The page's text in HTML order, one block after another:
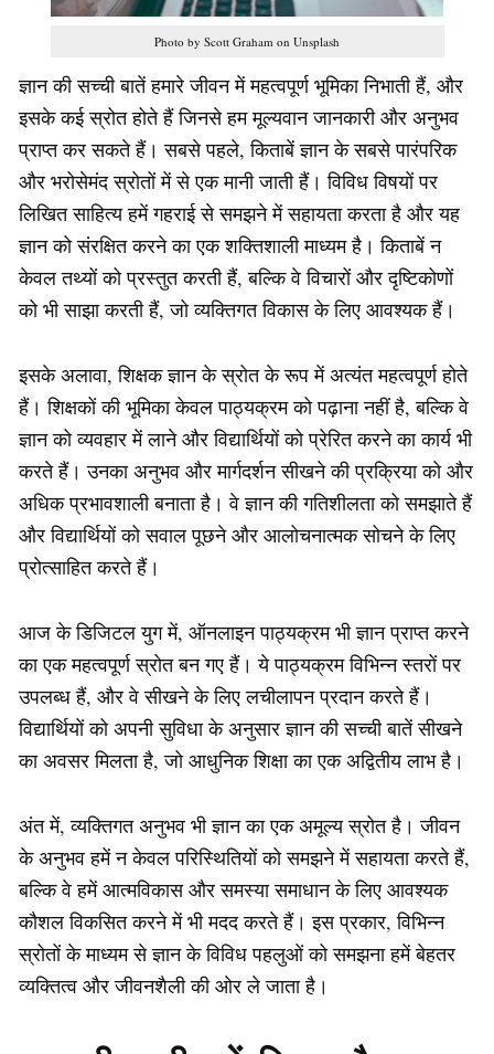
Photo by Scott Graham on Unsplash
ज्ञान की सच्ची बातें हमारे जीवन में महत्वपूर्ण भूमिका निभाती हैं, और
इसके कई स्रोत होते हैं जिनसे हम मूल्यवान जानकारी और अनुभव
प्राप्त कर सकते हैं। सबसे पहले, किताबें ज्ञान के सबसे पारंपरिक
और भरोसेमंद स्रोतों में से एक मानी जाती हैं। विविध विषयों पर
लिखित साहित्य हमें गहराई से समझने में सहायता करता है और यह
ज्ञान को संरक्षित करने का एक शक्तिशाली माध्यम है। किताबें न
केवल तथ्यों को प्रस्तुत करती हैं, बल्कि वे विचारों और दृष्टिकोणों
को भी साझा करती हैं, जो व्यक्तिगत विकास के लिए आवश्यक हैं।
इसके अलावा, शिक्षक ज्ञान के स्रोत के रूप में अत्यंत महत्वपूर्ण होते
हैं। शिक्षकों की भूमिका केवल पाठ्यक्रम को पढ़ाना नहीं है, बल्कि वे
ज्ञान को व्यवहार में लाने और विद्यार्थियों को प्रेरित करने का कार्य भी
करते हैं। उनका अनुभव और मार्गदर्शन सीखने की प्रक्रिया को और
अधिक प्रभावशाली बनाता है। वे ज्ञान की गतिशीलता को समझाते हैं
और विद्यार्थियों को सवाल पूछने और आलोचनात्मक सोचने के लिए
प्रोत्साहित करते हैं।
आज के डिजिटल युग में, ऑनलाइन पाठ्यक्रम भी ज्ञान प्राप्त करने
का एक महत्वपूर्ण स्रोत बन गए हैं। ये पाठ्यक्रम विभिन्न स्तरों पर
उपलब्ध हैं, और वे सीखने के लिए लचीलापन प्रदान करते हैं।
विद्यार्थियों को अपनी सुविधा के अनुसार ज्ञान की सच्ची बातें सीखने
का अवसर मिलता है, जो आधुनिक शिक्षा का एक अद्वितीय लाभ है।
अंत में, व्यक्तिगत अनुभव भी ज्ञान का एक अमूल्य स्रोत है। जीवन
के अनुभव हमें न केवल परिस्थितियों को समझने में सहायता करते हैं,
बल्कि वे हमें आत्मविकास और समस्या समाधान के लिए आवश्यक
कौशल विकसित करने में भी मदद करते हैं। इस प्रकार, विभिन्न
स्रोतों के माध्यम से ज्ञान के विविध पहलुओं को समझना हमें बेहतर
व्यक्तित्व और जीवनशैली की ओर ले जाता है।